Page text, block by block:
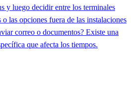
y luego decidir entre los terminales
las opciones fuera de las instalaciones
correo o documentos? Existe una
que afecta los tiempos.